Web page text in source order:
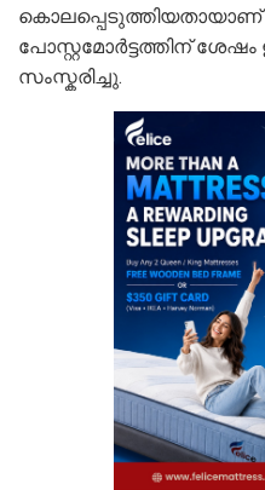
കൊലപ്പെടുത്തിയതായാണ്
പോസ്റ്റമോർട്ടത്തിന്
സംസ്കരിച്ചു.